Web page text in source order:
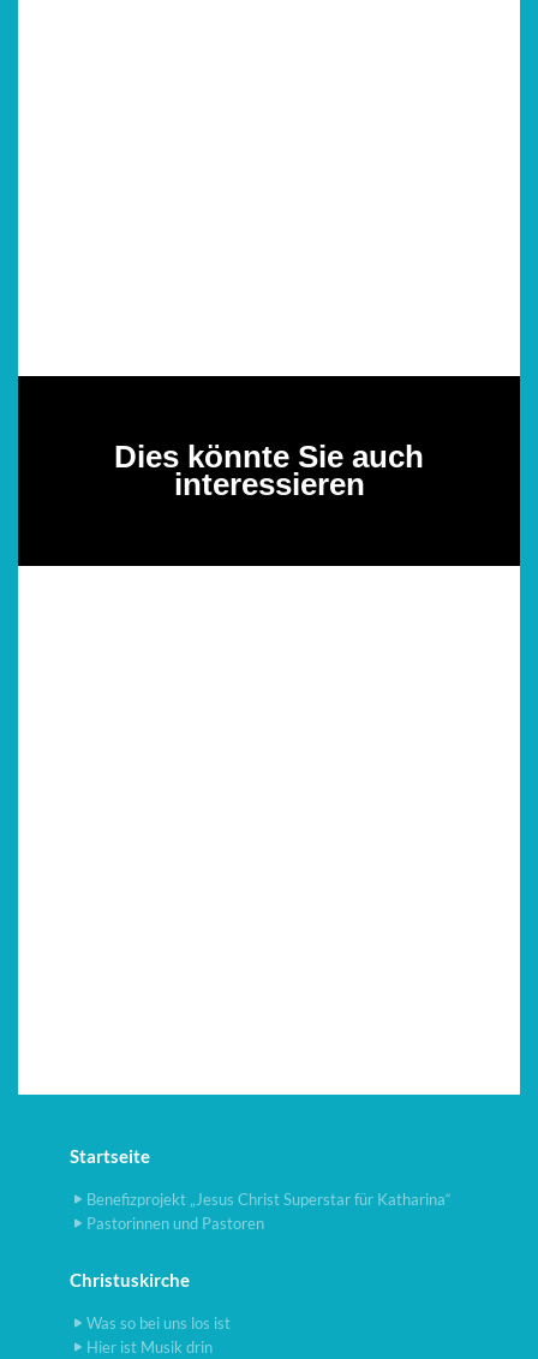
Dies könnte Sie auch
interessieren
Startseite
Benefizprojekt „Jesus Christ Superstar für Katharina“
Pastorinnen und Pastoren
Christuskirche
Was so bei uns los ist
Hier ist Musik drin